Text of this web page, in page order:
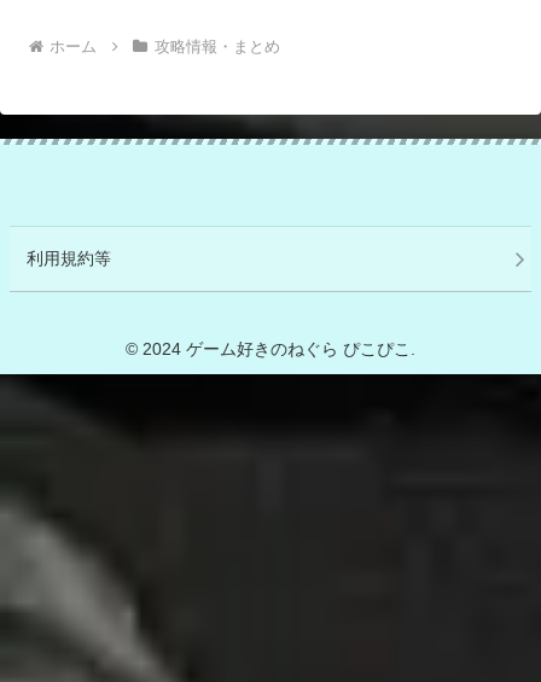
ホーム 攻略情報・まとめ
利用規約等
© 2024 ゲーム好きのねぐら ぴこぴこ.